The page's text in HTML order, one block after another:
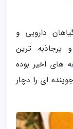
دارویی و
پرجاذبه ترین
های اخیر بوده
ای را دچار